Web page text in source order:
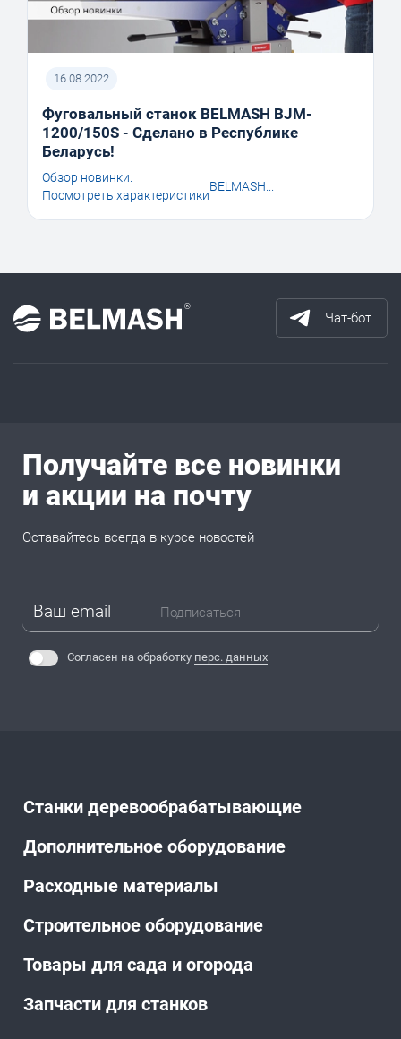
16.08.2022
Фуговальный станок BELMASH BJM-
1200/150S - Сделано в Республике
Беларусь!
Обзор новинки.
Посмотреть характеристики
BELMASH...
Чат-бот
Станки деревообрабатывающие
Дополнительное оборудование
Расходные материалы
Строительное оборудование
Товары для сада и огорода
Запчасти для станков
Получайте все новинки
и акции на почту
Оставайтесь всегда в курсе новостей
Подписаться
Согласен на обработку перс. данных